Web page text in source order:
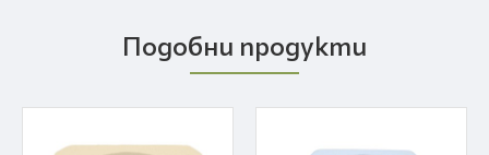
Подобни продукти